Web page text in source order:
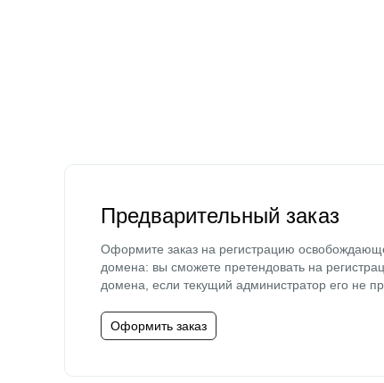
Предварительный заказ
Оформите заказ на регистрацию
домена: вы сможете претендовать на
домена, если текущий администратор его не
Оформить заказ